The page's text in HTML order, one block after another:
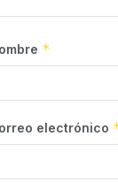
*
electrónico